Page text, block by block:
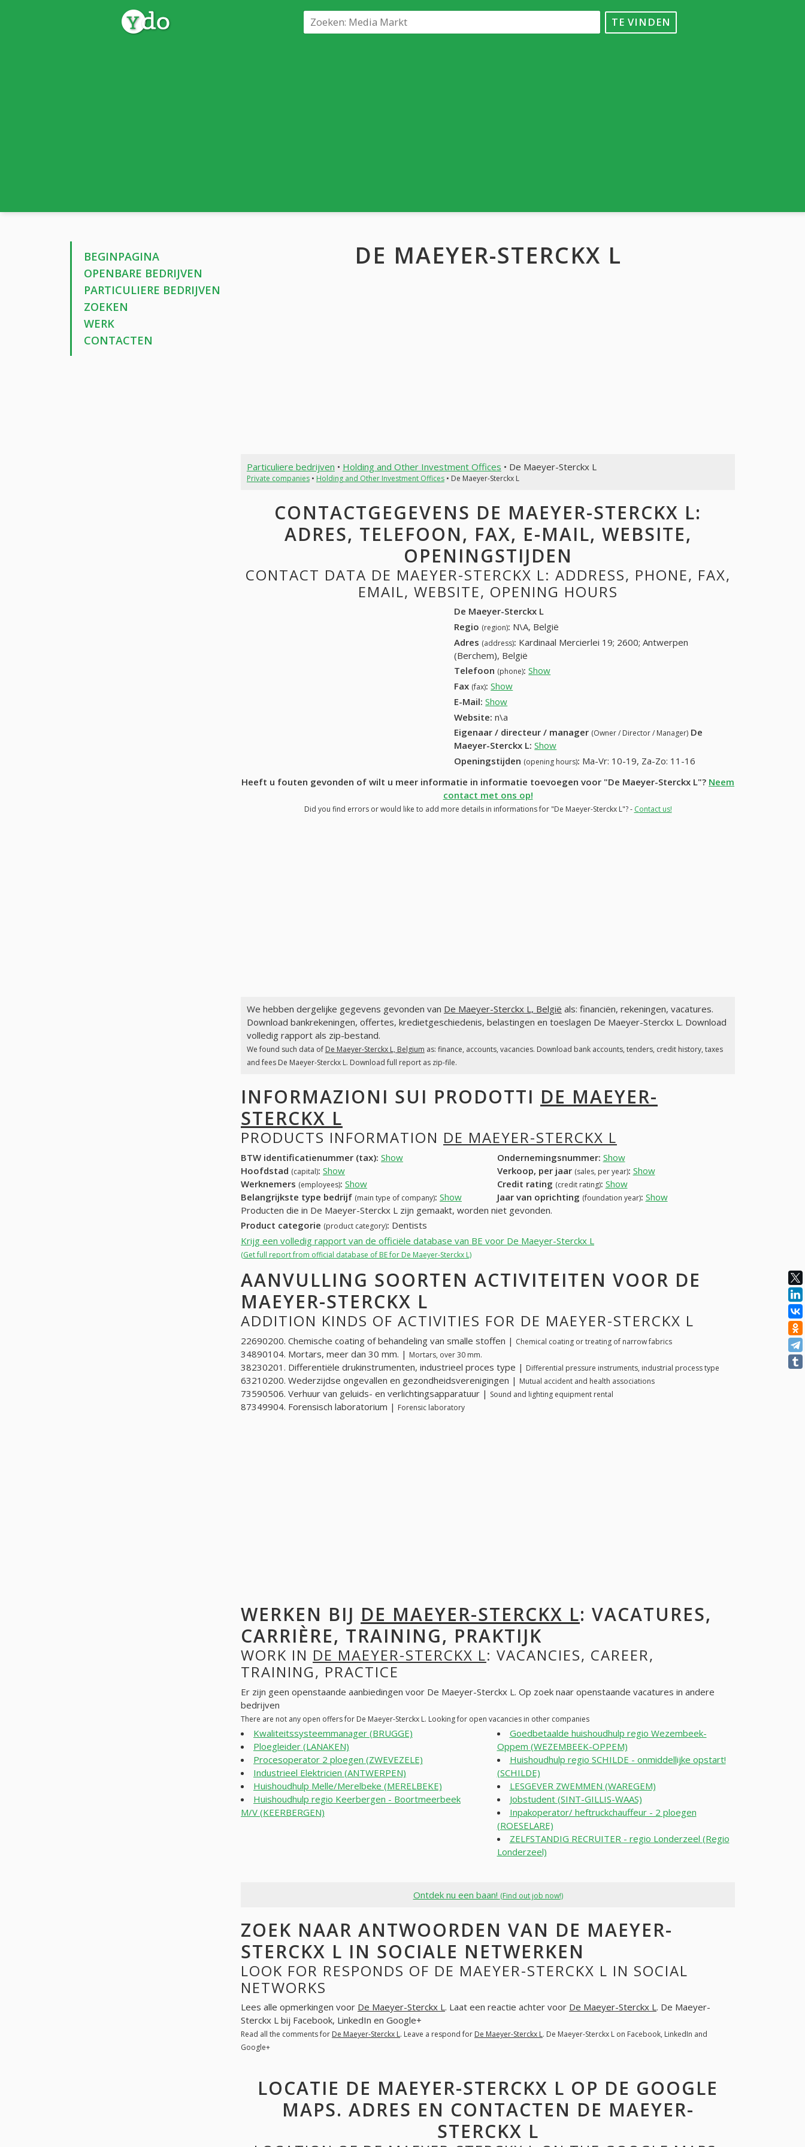
TE VINDEN
BEGINPAGINA
OPENBARE BEDRIJVEN
PARTICULIERE BEDRIJVEN
ZOEKEN
WERK
CONTACTEN
DE MAEYER-STERCKX L
Particuliere bedrijven • Holding and Other Investment Offices • De Maeyer-Sterckx L
Private companies• Holding and Other Investment Offices• De Maeyer-Sterckx L
CONTACTGEGEVENS DE MAEYER-STERCKX L:
ADRES, TELEFOON, FAX, E-MAIL, WEBSITE,
OPENINGSTIJDEN
CONTACT DATA DE MAEYER-STERCKX L: ADDRESS, PHONE, FAX,
EMAIL, WEBSITE, OPENING HOURS
De Maeyer-Sterckx L
Regio (region): N\A, België
Adres (address): Kardinaal Mercierlei 19; 2600; Antwerpen
(Berchem), België
Telefoon (phone): Show
Fax (fax): Show
E-Mail: Show
Website: n\a
Eigenaar / directeur / manager (Owner / Director / Manager) De
Maeyer-Sterckx L: Show
Openingstijden (opening hours): Ma-Vr: 10-19, Za-Zo: 11-16
Heeft u fouten gevonden of wilt u meer informatie in informatie toevoegen voor "De Maeyer-Sterckx L"? Neem
contact met ons op!
Did you find errors or would like to add more details in informations for "De Maeyer-Sterckx L"? - Contact us!
We hebben dergelijke gegevens gevonden van De Maeyer-Sterckx L, België als: financiën, rekeningen, vacatures.
Download bankrekeningen, offertes, kredietgeschiedenis, belastingen en toeslagen De Maeyer-Sterckx L. Download
volledig rapport als zip-bestand.
We found such data of De Maeyer-Sterckx L, Belgium as: finance, accounts, vacancies. Download bank accounts, tenders, credit history, taxes
and fees De Maeyer-Sterckx L. Download full report as zip-file.
INFORMAZIONI SUI PRODOTTI DE MAEYER-
STERCKX L
PRODUCTS INFORMATION DE MAEYER-STERCKX L
BTW identificatienummer (tax): Show Ondernemingsnummer: Show
Hoofdstad (capital): Show Verkoop, per jaar (sales, per year): Show
Werknemers (employees): Show Credit rating (credit rating): Show
Belangrijkste type bedrijf (main type of company): Show Jaar van oprichting (foundation year): Show
Producten die in De Maeyer-Sterckx L zijn gemaakt, worden niet gevonden.
Product categorie (product category): Dentists
Krijg een volledig rapport van de officiële database van BE voor De Maeyer-Sterckx L
(Get full report from official database of BE for De Maeyer-Sterckx L)
AANVULLING SOORTEN ACTIVITEITEN VOOR DE
MAEYER-STERCKX L
ADDITION KINDS OF ACTIVITIES FOR DE MAEYER-STERCKX L
22690200. Chemische coating of behandeling van smalle stoffen | Chemical coating or treating of narrow fabrics
34890104. Mortars, meer dan 30 mm. | Mortars, over 30 mm.
38230201. Differentiële drukinstrumenten, industrieel proces type | Differential pressure instruments, industrial process type
63210200. Wederzijdse ongevallen en gezondheidsverenigingen | Mutual accident and health associations
73590506. Verhuur van geluids- en verlichtingsapparatuur | Sound and lighting equipment rental
87349904. Forensisch laboratorium | Forensic laboratory
WERKEN BIJ DE MAEYER-STERCKX L: VACATURES,
CARRIÈRE, TRAINING, PRAKTIJK
WORK IN DE MAEYER-STERCKX L: VACANCIES, CAREER,
TRAINING, PRACTICE
Er zijn geen openstaande aanbiedingen voor De Maeyer-Sterckx L. Op zoek naar openstaande vacatures in andere
bedrijven
There are not any open offers for De Maeyer-Sterckx L. Looking for open vacancies in other companies
Kwaliteitssysteemmanager (BRUGGE)
Ploegleider (LANAKEN)
Procesoperator 2 ploegen (ZWEVEZELE)
Industrieel Elektricien (ANTWERPEN)
Huishoudhulp Melle/Merelbeke (MERELBEKE)
Huishoudhulp regio Keerbergen - Boortmeerbeek
M/V (KEERBERGEN)
Goedbetaalde huishoudhulp regio Wezembeek-
Oppem (WEZEMBEEK-OPPEM)
Huishoudhulp regio SCHILDE - onmiddellijke opstart!
(SCHILDE)
LESGEVER ZWEMMEN (WAREGEM)
Jobstudent (SINT-GILLIS-WAAS)
Inpakoperator/ heftruckchauffeur - 2 ploegen
(ROESELARE)
ZELFSTANDIG RECRUITER - regio Londerzeel (Regio
Londerzeel)
Ontdek nu een baan! (Find out job now!)
ZOEK NAAR ANTWOORDEN VAN DE MAEYER-
STERCKX L IN SOCIALE NETWERKEN
LOOK FOR RESPONDS OF DE MAEYER-STERCKX L IN SOCIAL
NETWORKS
Lees alle opmerkingen voor De Maeyer-Sterckx L. Laat een reactie achter voor De Maeyer-Sterckx L. De Maeyer-
Sterckx L bij Facebook, LinkedIn en Google+
Read all the comments for De Maeyer-Sterckx L. Leave a respond for De Maeyer-Sterckx L. De Maeyer-Sterckx L on Facebook, LinkedIn and
Google+
LOCATIE DE MAEYER-STERCKX L OP DE GOOGLE
MAPS. ADRES EN CONTACTEN DE MAEYER-
STERCKX L